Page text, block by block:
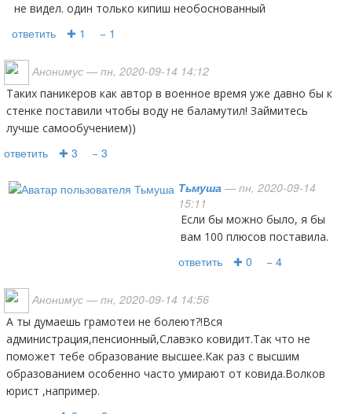
не видел. один только кипиш необоснованный
ответить ✚ 1 − 1
Анонимус — пн, 2020-09-14 14:12
Таких паникеров как автор в военное время уже давно бы к
стенке поставили чтобы воду не баламутил! Займитесь
лучше самообучением))
ответить ✚ 3 − 3
Тьмуша — пн, 2020-09-14
15:11
Если бы можно было, я бы
вам 100 плюсов поставила.
ответить ✚ 0 − 4
Анонимус — пн, 2020-09-14 14:56
А ты думаешь грамотеи не болеют?!Вся
администрация,пенсионный,Славэко ковидит.Так что не
поможет тебе образование высшее.Как раз с высшим
образованием особенно часто умирают от ковида.Волков
юрист ,например.